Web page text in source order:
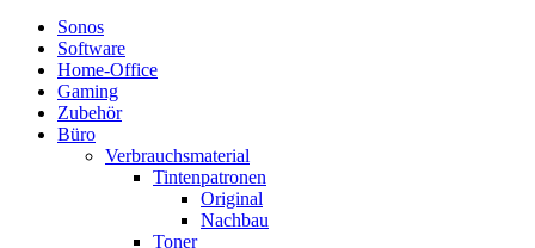
Sonos
Software
Home-Office
Gaming
Zubehör
Büro
Verbrauchsmaterial
Tintenpatronen
Original
Nachbau
Toner